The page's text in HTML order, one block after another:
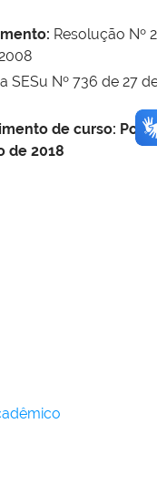
Resolução Nº
SESu Nº 736 de 27
de curso:
de 2018